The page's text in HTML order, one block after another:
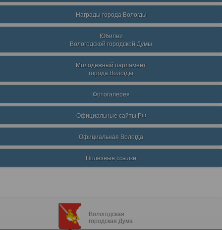
Награды города Вологды
Юбилеи
Вологодской городской Думы
Молодежный парламент
города Вологды
Фотогалерея
Официальные сайты РФ
Официальная Вологда
Полезные ссылки
Вологодская
городская Дума